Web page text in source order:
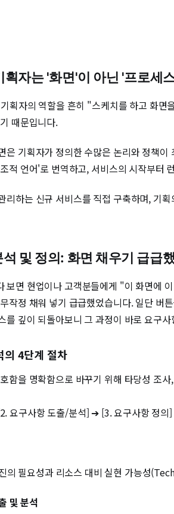
획자는 '화면'이 아닌 '프로세
획자의 역할을 흔히 "스케치를 하고 화
때문입니다.
은 기획자가 정의한 수많은 논리와 정책
적 언어'로 번역하고, 서비스의 시작부
리하는 신규 서비스를 직접 구축하며, 기
및 정의: 화면 채우기 급급
보면 현업이나 고객분들에게 "이 화면에
작정 채워 넣기 급급했었습니다. 일단 버
를 깊이 되돌아보니 그 과정이 바로 요구
의 4단계 절차
함을 명확함으로 바꾸기 위해 타당성 조
요구사항 도출/분석] ➔ [3. 요구사항 정
의 필요성과 리소스 대비 실현 가능성
및 분석